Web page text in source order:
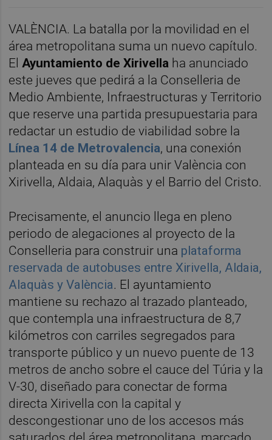
VALÈNCIA. La batalla por la movilidad en el
área metropolitana suma un nuevo capítulo.
El Ayuntamiento de Xirivella ha anunciado
este jueves que pedirá a la Conselleria de
Medio Ambiente, Infraestructuras y Territorio
que reserve una partida presupuestaria para
redactar un estudio de viabilidad sobre la
Línea 14 de Metrovalencia, una conexión
planteada en su día para unir València con
Xirivella, Aldaia, Alaquàs y el Barrio del Cristo.
Precisamente, el anuncio llega en pleno
periodo de alegaciones al proyecto de la
Conselleria para construir una plataforma
reservada de autobuses entre Xirivella, Aldaia,
Alaquàs y València. El ayuntamiento
mantiene su rechazo al trazado planteado,
que contempla una infraestructura de 8,7
kilómetros con carriles segregados para
transporte público y un nuevo puente de 13
metros de ancho sobre el cauce del Túria y la
V-30, diseñado para conectar de forma
directa Xirivella con la capital y
descongestionar uno de los accesos más